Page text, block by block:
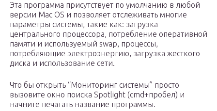
Эта программа присутствует по умолчанию в любой
версии Mac OS и позволяет отслеживать многие
параметры системы, такие как: загрузка
центрального процессора, потребление оперативной
памяти и используемый swap, процессы,
потребляющие электроэнергию, загрузка жесткого
диска и использование сети.
Что бы открыть “Мониторинг системы” просто
вызовите окно поиска Spotlight (cmd+пробел) и
начните печатать название программы.